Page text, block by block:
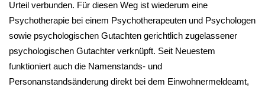
Urteil verbunden. Für diesen Weg ist wiederum eine
Psychotherapie bei einem Psychotherapeuten und Psychologen
sowie psychologischen Gutachten gerichtlich zugelassener
psychologischen Gutachter verknüpft. Seit Neuestem
funktioniert auch die Namenstands- und
Personanstandsänderung direkt bei dem Einwohnermeldeamt,